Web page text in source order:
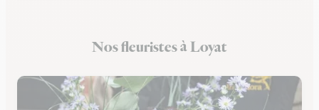
Fleuristes à PontivyNos fleuristes à Loyat